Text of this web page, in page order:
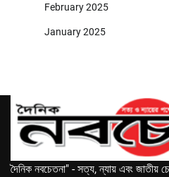
February 2025
January 2025
দৈনিক নবচেতনা" - সত্য, ন্যায় এবং জাতীয়